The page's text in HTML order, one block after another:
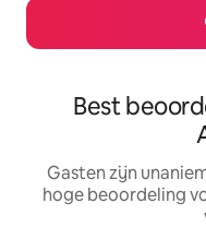
Best
Gasten zijn
hoge beoordeling